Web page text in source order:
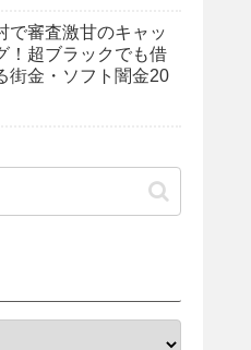
で審査激甘のキャッ
！超ブラックでも借
街金・ソフト闇金20